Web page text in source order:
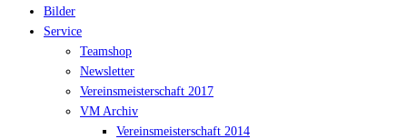
Bilder
Service
Teamshop
Newsletter
Vereinsmeisterschaft 2017
VM Archiv
Vereinsmeisterschaft 2014